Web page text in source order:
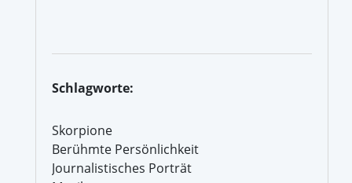
Schlagworte:
Skorpione
Berühmte Persönlichkeit
Journalistisches Porträt